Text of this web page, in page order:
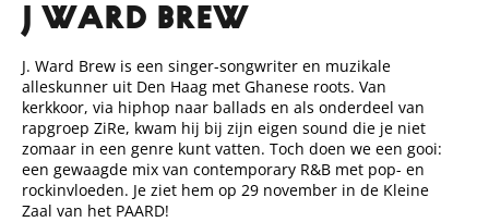
J WARD BREW
J. Ward Brew is een singer-songwriter en muzikale
alleskunner uit Den Haag met Ghanese roots. Van
kerkkoor, via hiphop naar ballads en als onderdeel van
rapgroep ZiRe, kwam hij bij zijn eigen sound die je niet
zomaar in een genre kunt vatten. Toch doen we een gooi:
een gewaagde mix van contemporary R&B met pop- en
rockinvloeden. Je ziet hem op 29 november in de Kleine
Zaal van het PAARD!